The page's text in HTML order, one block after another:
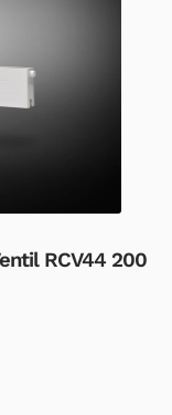
RCV44 200